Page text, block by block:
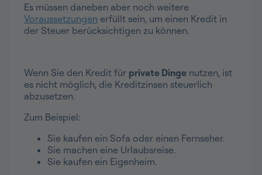
Es müssen daneben aber noch weitere
Voraussetzungen erfüllt sein, um einen Kredit in
der Steuer berücksichtigen zu können.
Wenn Sie den Kredit für private Dinge nutzen, ist
es nicht möglich, die Kreditzinsen steuerlich
abzusetzen.
Zum Beispiel:
Sie kaufen ein Sofa oder einen Fernseher.
Sie machen eine Urlaubsreise.
Sie kaufen ein Eigenheim.